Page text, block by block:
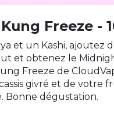
Freeze -
et un Kashi, ajoutez
et obtenez le
Freeze de
givré et de votre
Bonne dégustation.